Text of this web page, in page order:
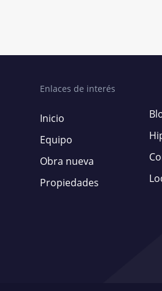
Enlaces de interés
Inicio
Equipo
Obra nueva
Propiedades